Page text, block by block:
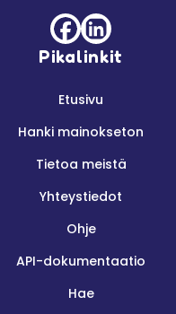
Pikalinkit
Etusivu
Hanki mainokseton
Tietoa meistä
Yhteystiedot
Ohje
API-dokumentaatio
Hae